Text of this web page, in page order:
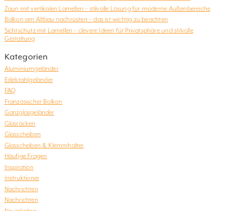
Zaun mit vertikalen Lamellen – stilvolle Lösung für moderne Außenbereiche
Balkon am Altbau nachrüsten – das ist wichtig zu beachten
Sichtschutz mit Lamellen – clevere Ideen für Privatsphäre und stilvolle
Gestaltung
Kategorien
Aluminiumgeländer
Edelstahlgeländer
FAQ
Französischer Balkon
Ganzglasgeländer
Glasräcken
Glasscheiben
Glasscheiben & Klemmhalter
Häufige Fragen
Inspiration
Instruktioner
Nachrichten
Nachrichten